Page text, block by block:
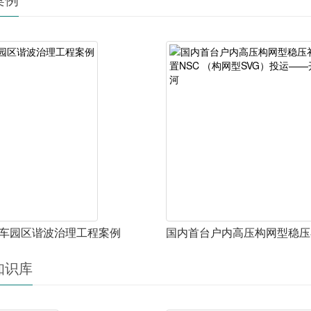
园区谐波治理工程案例
识库